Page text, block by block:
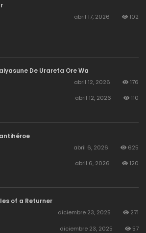
abril 17, 2026 102
De Urareta Ore Wa
abril 12, 2026 176
abril 12, 2026 110
abril 6, 2026 625
abril 6, 2026 120
of a Returner
diciembre 23, 2025 271
diciembre 23, 2025 57